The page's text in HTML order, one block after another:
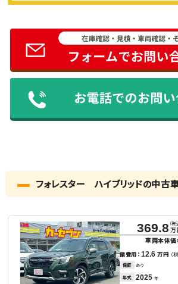
フォレスター ハイブリッドの中古
369.8 （税
万
車両本体
諸費用：12.6万円 （
保証 あり
年式 2025 年